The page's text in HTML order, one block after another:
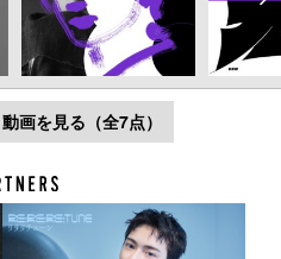
画を見る（全7点）